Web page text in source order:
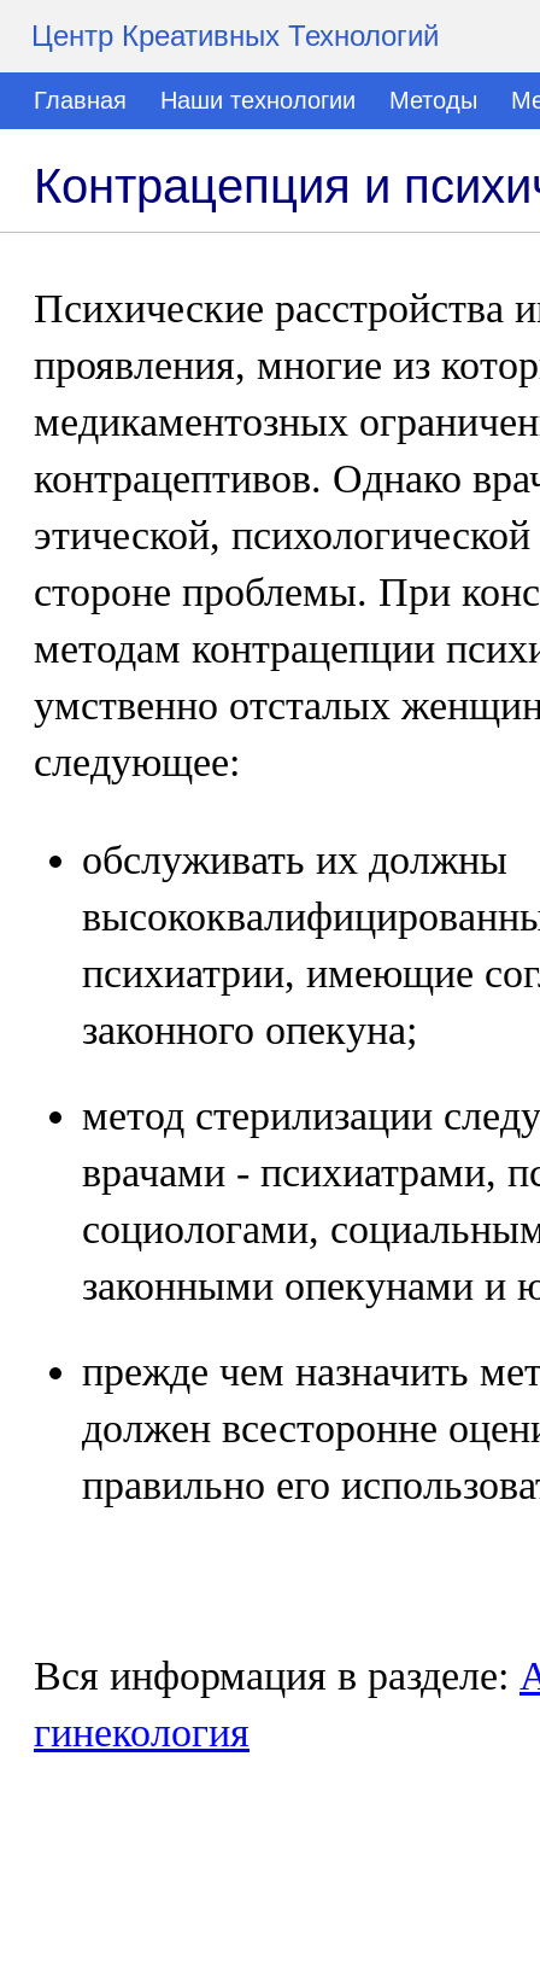
Центр Креативных Технологий
Главная Наши технологии Методы
Контрацепция и
Психические расстройства
проявления, многие из
медикаментозных
контрацептивов. Однако
этической,
стороне проблемы. При
методам контрацепции
умственно отсталых
следующее:
обслуживать их должны
психиатрии, имеющие
законного опекуна;
метод стерилизации
врачами - психиатрами,
социологами,
законными опекунами и
прежде чем назначить
должен всесторонне
правильно его
Вся информация в разделе:
гинекология